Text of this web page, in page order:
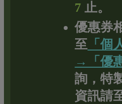
7 止。
優惠券
至 「個
→「優
詢，特
資訊請